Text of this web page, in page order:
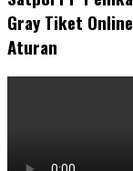
Gray Tiket
Aturan